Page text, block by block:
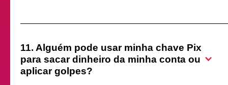
11. Alguém pode usar minha chave Pix
para sacar dinheiro da minha conta ou
aplicar golpes?